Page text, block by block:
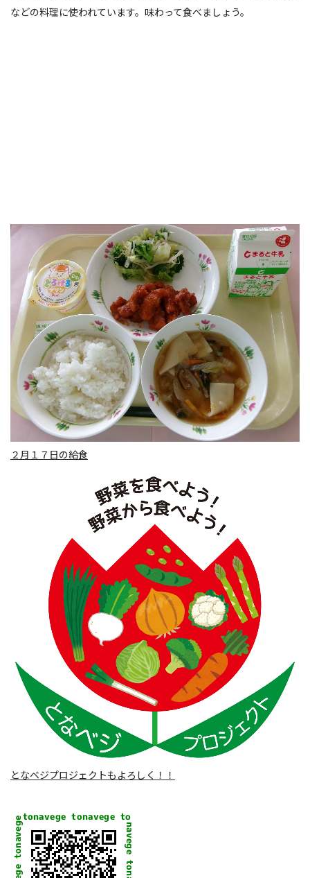
などの料理に使われています。味わって食べましょう。
２月１７日の給食
となベジプロジェクトもよろしく！！